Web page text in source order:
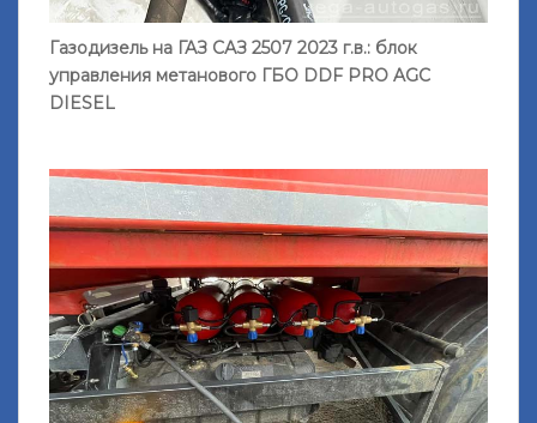
Газодизель на ГАЗ САЗ 2507 2023 г.в.: блок
управления метанового ГБО DDF PRO AGС
DIESEL